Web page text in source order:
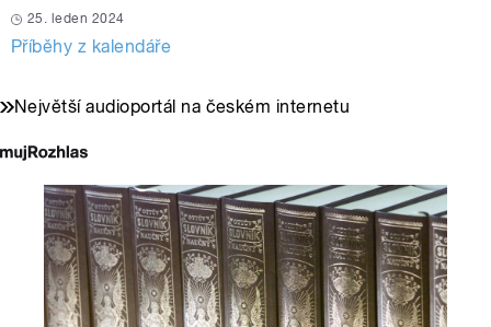
25. leden 2024
Příběhy z kalendáře
Největší audioportál na českém internetu